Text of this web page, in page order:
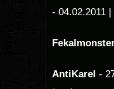
- 04.02.2011
AntiKarel -